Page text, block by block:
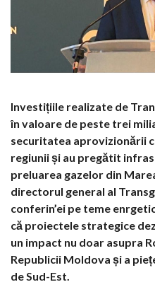
Investițiile realizate de
în valoare de peste trei
securitatea aprovizionării
regiunii și au pregătit
preluarea gazelor din
directorul general al
conferin’ei pe teme
că proiectele strategice
un impact nu doar asupra
Republicii Moldova și a
de Sud-Est.